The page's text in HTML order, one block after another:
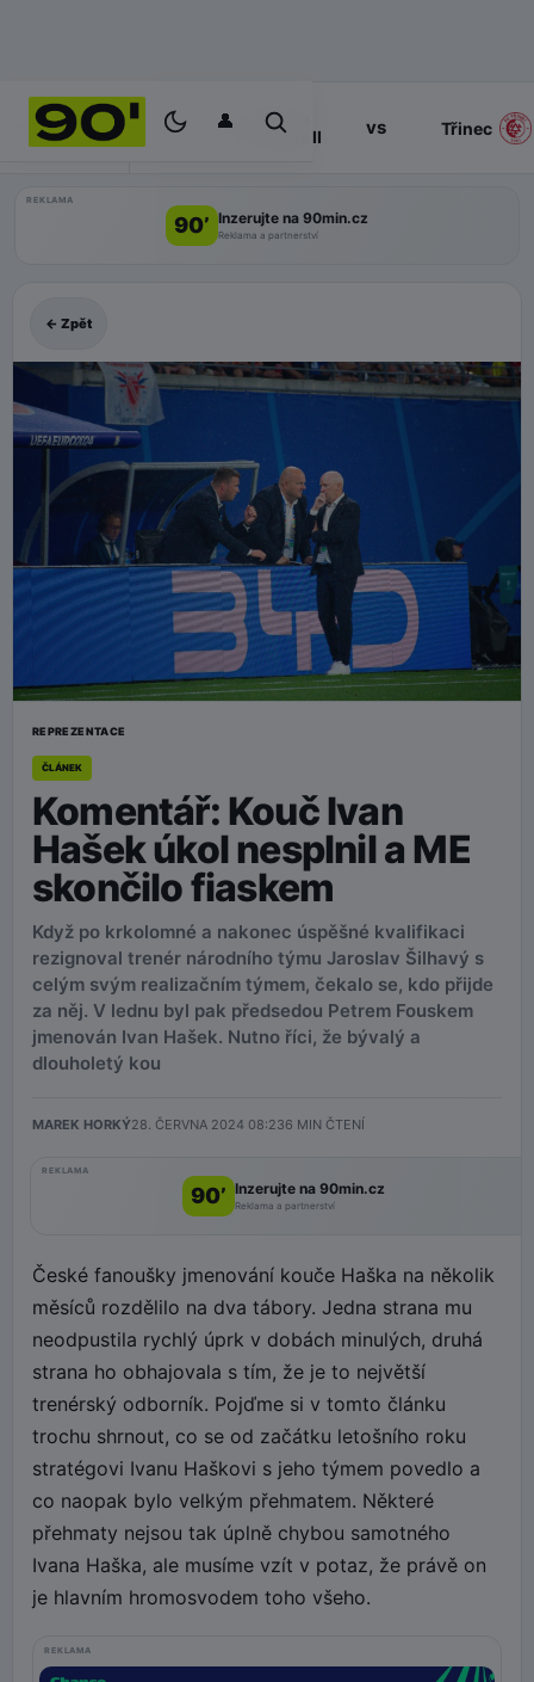
👤
PROGRAM 17:00
Slavia
Praha II
vs Třinec
REKLAMA
90’ Inzerujte na 90min.cz
Reklama a partnerství
← Zpět
REPREZENTACE
ČLÁNEK
Komentář: Kouč Ivan
Hašek úkol nesplnil a ME
skončilo fiaskem
Když po krkolomné a nakonec úspěšné kvalifikaci
rezignoval trenér národního týmu Jaroslav Šilhavý s
celým svým realizačním týmem, čekalo se, kdo přijde
za něj. V lednu byl pak předsedou Petrem Fouskem
jmenován Ivan Hašek. Nutno říci, že bývalý a
dlouholetý kou
MAREK HORKÝ28. ČERVNA 2024 08:236 MIN ČTENÍ
REKLAMA
90’ Inzerujte na 90min.cz
Reklama a partnerství
České fanoušky jmenování kouče Haška na několik
měsíců rozdělilo na dva tábory. Jedna strana mu
neodpustila rychlý úprk v dobách minulých, druhá
strana ho obhajovala s tím, že je to největší
trenérský odborník. Pojďme si v tomto článku
trochu shrnout, co se od začátku letošního roku
stratégovi Ivanu Haškovi s jeho týmem povedlo a
co naopak bylo velkým přehmatem. Některé
přehmaty nejsou tak úplně chybou samotného
Ivana Haška, ale musíme vzít v potaz, že právě on
je hlavním hromosvodem toho všeho.
REKLAMA